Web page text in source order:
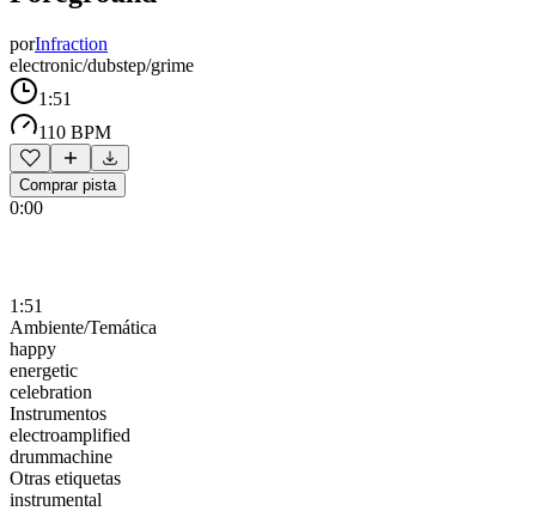
porInfraction
electronic/dubstep/grime
1:51
110 BPM
Comprar pista
0:00
1:51
Ambiente/Temática
happy
energetic
celebration
Instrumentos
electroamplified
drummachine
Otras etiquetas
instrumental